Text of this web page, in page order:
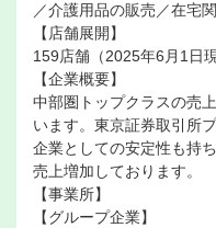
／介護用品の販売／在宅
【店舗展開】
159店舗（2025年6月1日現
【企業概要】
中部圏トップクラスの売
います。東京証券取引所
企業としての安定性も持
売上増加しております。
【事業所】
【グループ企業】